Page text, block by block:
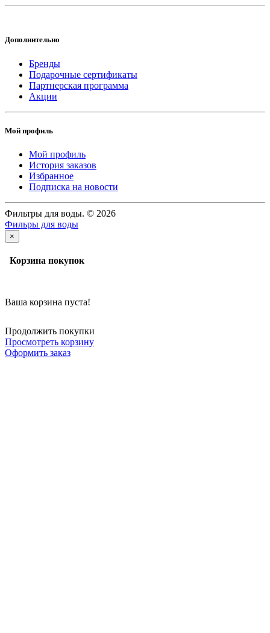
Дополнительно
Бренды
Подарочные сертификаты
Партнерская программа
Акции
Мой профиль
Мой профиль
История заказов
Избранное
Подписка на новости
Фильтры для воды. © 2026
Фильры для воды
×
Корзина покупок
Ваша корзина пуста!
Продолжить покупки
Просмотреть корзину
Оформить заказ